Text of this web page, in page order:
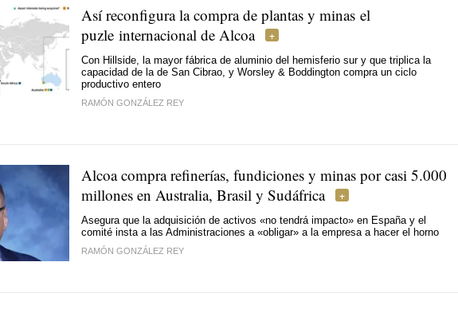
Así reconfigura la compra de plantas y minas el
puzle internacional de Alcoa
Con Hillside, la mayor fábrica de aluminio del hemisferio sur y que triplica la
capacidad de la de San Cibrao, y Worsley & Boddington compra un ciclo
productivo entero
RAMÓN GONZÁLEZ REY
Alcoa compra refinerías, fundiciones y minas por casi 5.000
millones en Australia, Brasil y Sudáfrica
Asegura que la adquisición de activos «no tendrá impacto» en España y el
comité insta a las Administraciones a «obligar» a la empresa a hacer el horno
RAMÓN GONZÁLEZ REY